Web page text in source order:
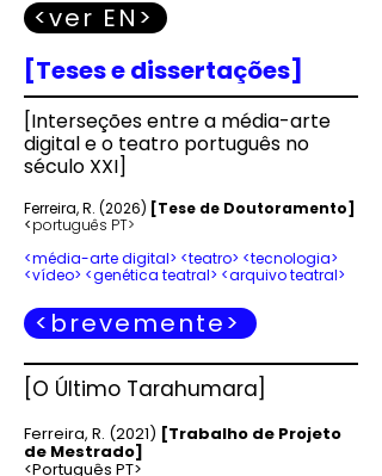
<ver EN>
[Teses e dissertações]
[Interseções entre a média-arte
digital e o teatro português no
século XXI]
Ferreira, R. (2026) [Tese de Doutoramento]
<português PT>
<média-arte digital> <teatro> <tecnologia>
<vídeo> <genética teatral> <arquivo teatral>
<brevemente>
[O Último Tarahumara
Ferreira, R. (2021) [Trabalho de Projeto
de Mestrado]
<Português PT>